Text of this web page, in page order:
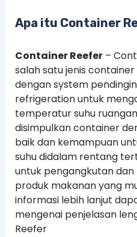
Apa itu Container
Container Reefer–
salah satu jenis
dengan system
refrigeration untuk
temperatur suhu
disimpulkan container
baik dan kemampuan
suhu didalam rentang
untuk pengangkutan
produk makanan yang
informasi lebih lanjut
mengenai penjelasan
Reefer